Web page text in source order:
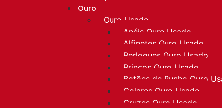
Ouro
Ouro Usado
Anéis Ouro Usado
Alfinetes Ouro Usado
Berloques Ouro Usado
Brincos Ouro Usado
Botões de Punho Ouro
Colares Ouro Usado
Cruzes Ouro Usado